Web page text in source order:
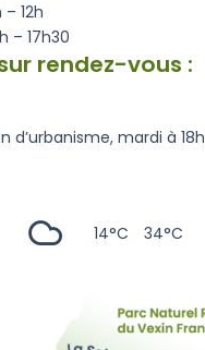
– 12h
– 17h30
rendez-vous :
d’urbanisme, mardi à 18h
14°C 34°C